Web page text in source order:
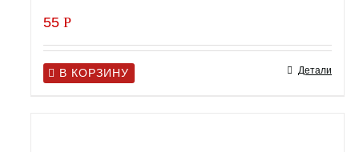
55 Р
В КОРЗИНУ Детали